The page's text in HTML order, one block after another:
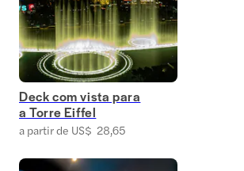
Deck com vista para
a Torre Eiffel
a partir de US$ 28,65